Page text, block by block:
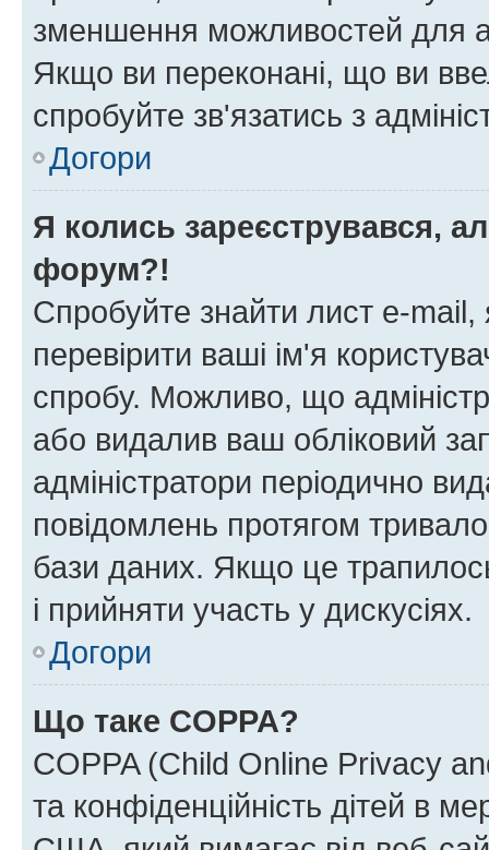
зменшення можливостей для
Якщо ви переконані, що ви
спробуйте зв'язатись з
Догори
Я колись зареєструвався,
форум?!
Спробуйте знайти лист e-mail,
перевірити ваші ім'я
спробу. Можливо, що
або видалив ваш обліковий
адміністратори періодично
повідомлень протягом
бази даних. Якщо це
і прийняти участь у дискусіях.
Догори
Що таке COPPA?
COPPA (Child Online Privacy
та конфіденційність дітей в